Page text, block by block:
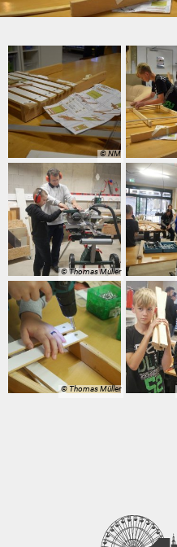
© NM
© Thomas Müller
© Thomas Müller